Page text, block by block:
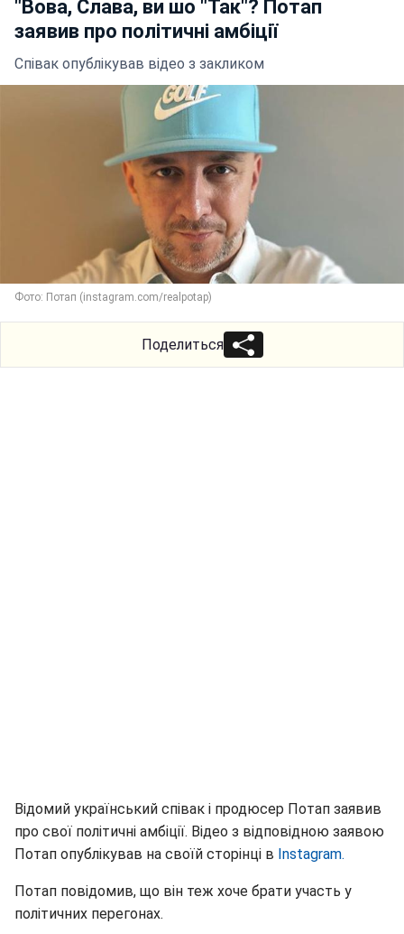
"Вова, Слава, ви шо "Так"? Потап
заявив про політичні амбіції
Співак опублікував відео з закликом
Фото: Потап (instagram.com/realpotap)
Поделиться
Відомий український співак і продюсер Потап заявив
про свої політичні амбіції. Відео з відповідною заявою
Потап опублікував на своїй сторінці в Instagram.
Потап повідомив, що він теж хоче брати участь у
політичних перегонах.